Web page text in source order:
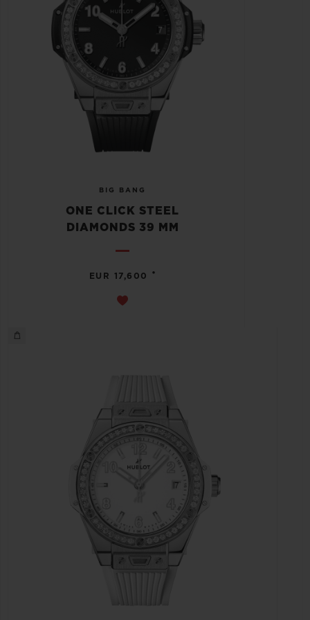
BIG BANG
ONE CLICK STEEL
DIAMONDS 39 MM
EUR 17,600 •